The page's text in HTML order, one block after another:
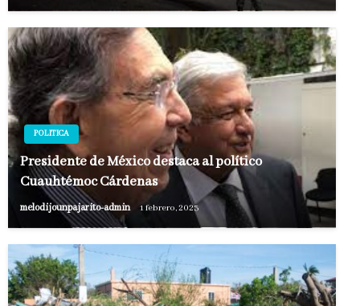
POLITICA
Presidente de México destaca al político
Cuauhtémoc Cárdenas
melodijounpajarito-admin 1 febrero, 2023